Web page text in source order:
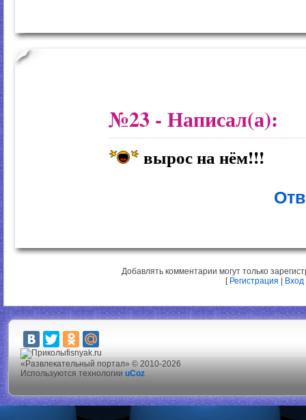
№23 - Написал(а):
вырос на нём!!!
Добавлять комментарии могут только
[ Регистрация Вход
fisnyak.ru
«Развлекательный портал» © 2010-2026
Используются технологии uCoz